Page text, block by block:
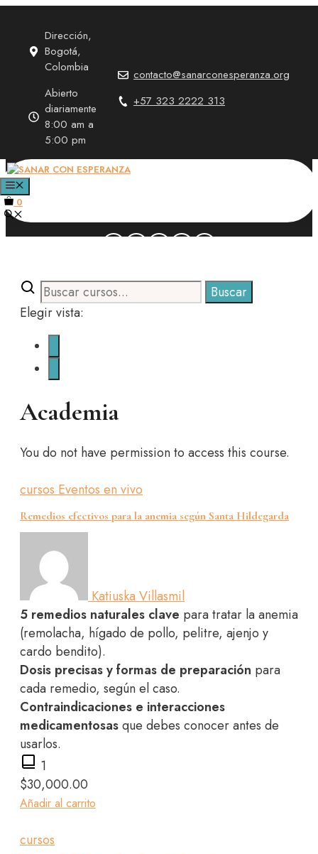
contenido
Dirección,
Bogotá,
Colombia
Abierto
diariamente
8:00 am a
5:00 pm
contacto@sanarconesperanza.org
+57 323 2222 313
0
ACADEMIA
Search
for:
Buscar
Elegir vista:
Academia
You do not have permission to access this course.
cursosEventos en vivo
Remedios efectivos para la anemia según Santa Hildegarda
Katiuska Villasmil
5 remedios naturales clave para tratar la anemia
(remolacha, hígado de pollo, pelitre, ajenjo y
cardo bendito).
Dosis precisas y formas de preparación para
cada remedio, según el caso.
Contraindicaciones e interacciones
medicamentosasque debes conocer antes de
usarlos.
1
$30,000.00
Añadir al carrito
cursos